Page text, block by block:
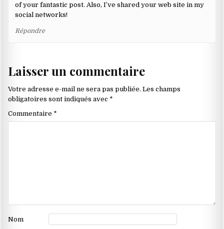
of your fantastic post. Also, I’ve shared your web site in my
social networks!
Répondre
Laisser un commentaire
Votre adresse e-mail ne sera pas publiée. Les champs
obligatoires sont indiqués avec *
Commentaire *
Nom